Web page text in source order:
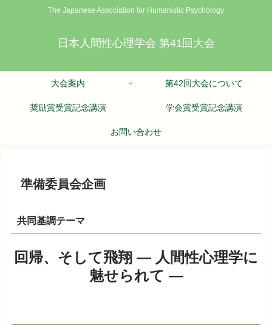
The Japanese Association for Humanistic Psychology
日本人間性心理学会 第41回大会
大会案内 第42回大会について
奨励賞受賞記念講演 学会賞受賞記念講演
お問い合わせ
準備委員会企画
共同基調テーマ
回帰、そして飛翔 ― 人間性心理学に
魅せられて ―